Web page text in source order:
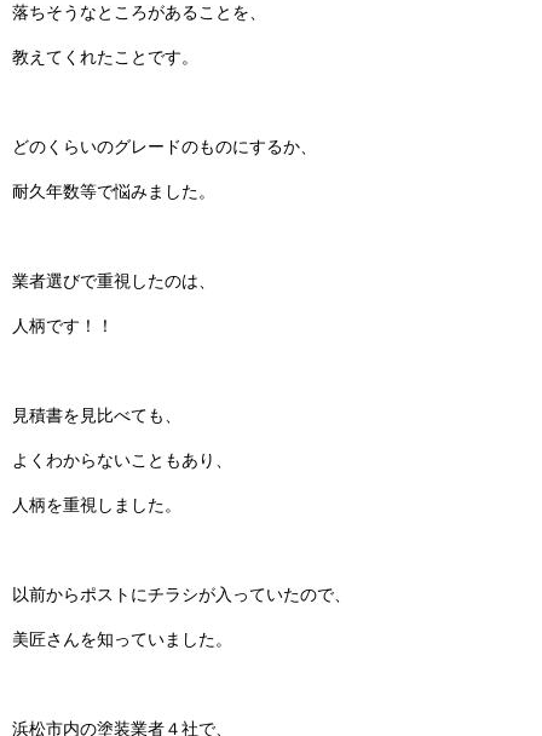
落ちそうなところがあることを、
教えてくれたことです。
どのくらいのグレードのものにするか、
耐久年数等で悩みました。
業者選びで重視したのは、
人柄です！！
見積書を見比べても、
よくわからないこともあり、
人柄を重視しました。
以前からポストにチラシが入っていたので、
美匠さんを知っていました。
浜松市内の塗装業者４社で、